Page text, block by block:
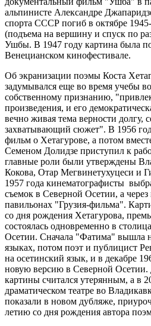
альпинисте Александре
спорта СССР погиб в октябре
(подъема на вершину и спуск по
Ушбы. В 1947 году картина была
Венецианском кинофестивале.
Об экранизации поэмы Коста
задумывался еще во время учебы
собственному признанию,
произведения, и его
вечно живая тема верности долгу,
захватывающий сюжет". В 1956
фильм о Хетагурове, а потом
Семеном Долидзе приступил к
главные роли были утверждены
Кокова, Отар Мегвинетухуцеси и
1957 года кинематографисты
съемок в Северной Осетии, а через
павильонах "Грузия-фильма".
со дня рождения Хетагурова,
состоялась одновременно в
Осетии. Сначала "Фатима" вышла
языках, потом поэт и публицист
на осетинский язык, и в декабре
новую версию в Северной Осетии.
картины считался утерянным, а в
драматическом театре во
показали в новом дубляже,
летию со дня рождения автора